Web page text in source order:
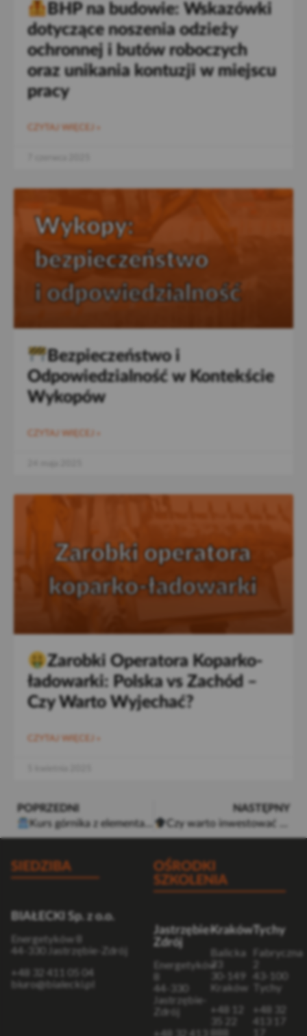
BHP na budowie: Wskazówki
dotyczące noszenia odzieży
ochronnej i butów roboczych
oraz unikania kontuzji w miejscu
pracy
CZYTAJ WIĘCEJ »
Bezpieczeństwo i
Odpowiedzialność w Kontekście
Wykopów
Zarobki Operatora Koparko-
ładowarki: Polska vs Zachód –
Czy Warto Wyjechać?
CZYTAJ WIĘCEJ »
POPRZEDNI
Kurs górnika z elementami sztucznej inteligencji – przyszłość edukacji górniczej
NASTĘPNY
Czy warto inwestować w szkolenie na operatora walców drogowych?
SIEDZIBA
BIAŁECKI Sp. z o.o.
Energetyków 8
44-330 Jastrzębie-Zdrój
+48 32 411 05 04
biuro@bialecki.pl
OŚRODKI
SZKOLENIA
Jastrzębie-
Zdrój
Energetyków
8
44-330
Jastrzębie-
Zdrój
+48 32 413
Kraków
Balicka
73
30-149
Kraków
+48 12
35 22
888
Tychy
Fabryczna
43-100
Tychy
+48 32
413 17